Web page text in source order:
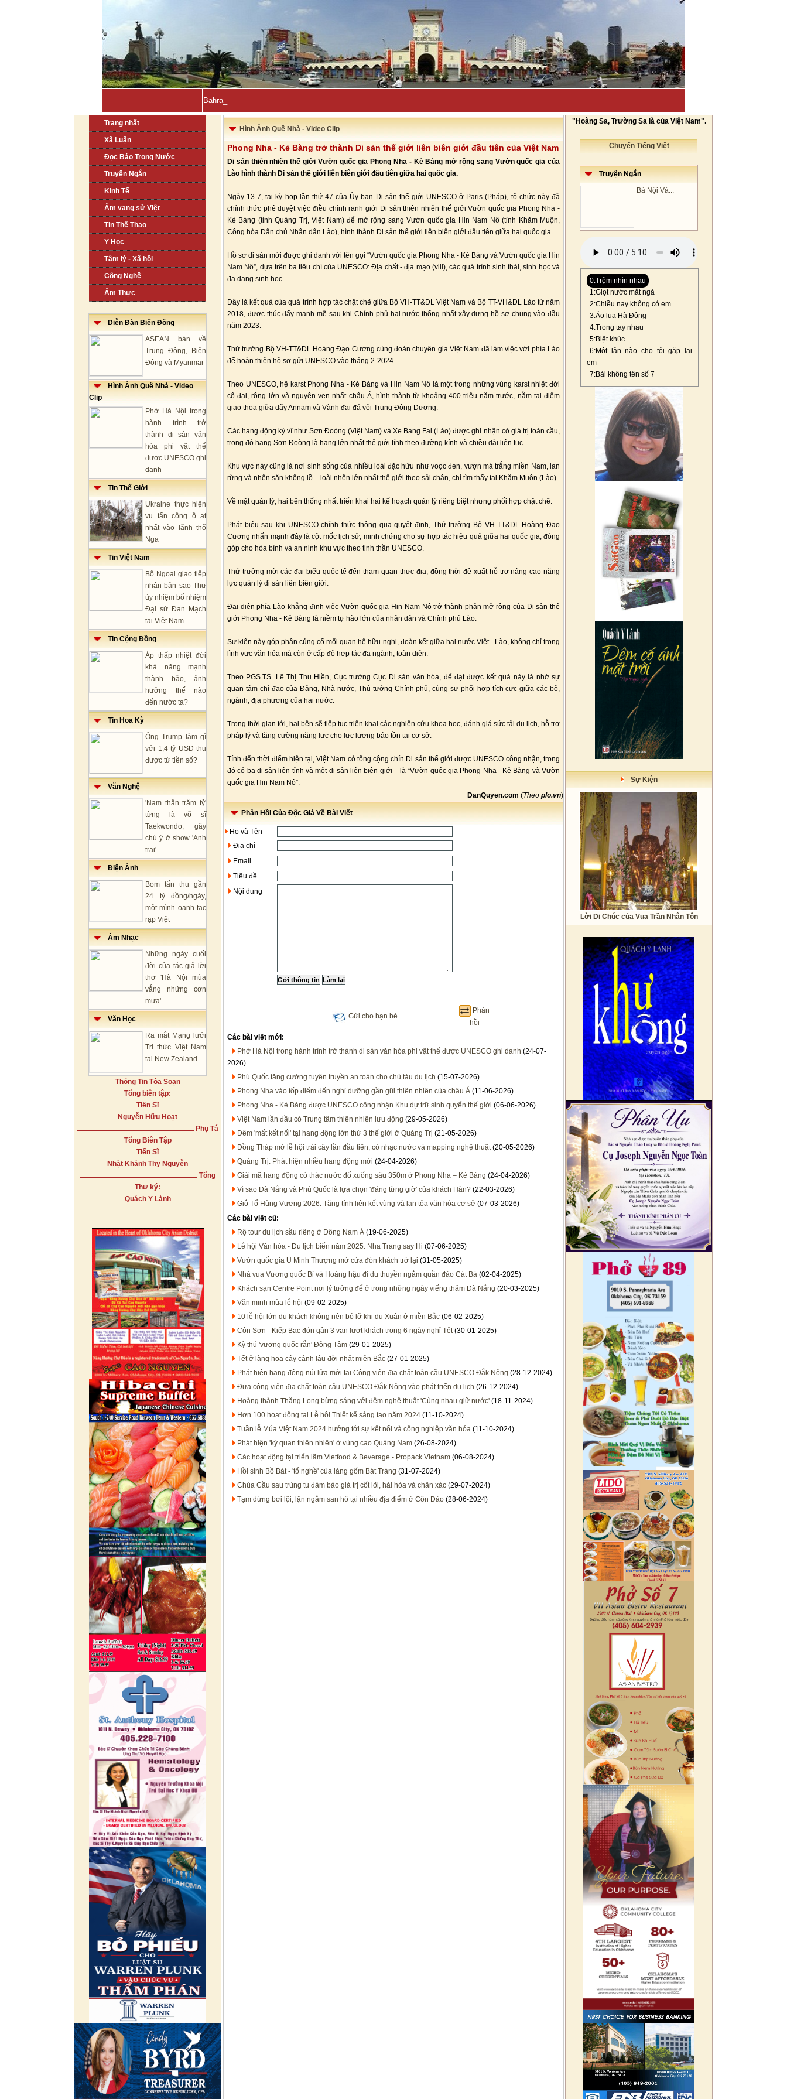
Bahrain, Kuwait tuyên bố đẩy lùi-
Trang nhất
Xã Luận
Đọc Báo Trong Nước
Truyện Ngắn
Kinh Tế
Âm vang sử Việt
Tin Thể Thao
Y Học
Tâm lý - Xã hội
Công Nghệ
Ẩm Thực
Diễn Đàn Biển Đông
ASEAN bàn về
Trung Đông, Biển
Đông và Myanmar
Hình Ảnh Quê Nhà - Video
Clip
Phở Hà Nội trong
hành trình trở
thành di sản văn
hóa phi vật thể
được UNESCO ghi
danh
Tin Thế Giới
Ukraine thực hiện
vụ tấn công ồ ạt
nhất vào lãnh thổ
Nga
Tin Việt Nam
Bộ Ngoại giao tiếp
nhận bản sao Thư
ủy nhiệm bổ nhiệm
Đại sứ Đan Mạch
tại Việt Nam
Tin Cộng Đồng
Áp thấp nhiệt đới
khả năng mạnh
thành bão, ảnh
hưởng thế nào
đến nước ta?
Tin Hoa Kỳ
Ông Trump làm gì
với 1,4 tỷ USD thu
được từ tiền số?
Văn Nghệ
'Nam thần trăm tỷ'
từng là võ sĩ
Taekwondo, gây
chú ý ở show 'Anh
trai'
Điện Ảnh
Bom tấn thu gần
24 tỷ đồng/ngày,
một mình oanh tạc
rạp Việt
Âm Nhạc
Những ngày cuối
đời của tác giả lời
thơ 'Hà Nội mùa
vắng những cơn
mưa'
Văn Học
Ra mắt Mạng lưới
Tri thức Việt Nam
tại New Zealand
Thông Tin Tòa Soạn
Tổng biên tập:
Tiến Sĩ
Nguyễn Hữu Hoạt
Phụ Tá
Tổng Biên Tập
Tiến Sĩ
Nhật Khánh Thy Nguyễn
Tổng
Thư ký:
Quách Y Lành
Hình Ảnh Quê Nhà - Video Clip
Phong Nha - Kẻ Bàng trở thành Di sản thế giới liên biên giới đầu tiên của Việt Nam
Di sản thiên nhiên thế giới Vườn quốc gia Phong Nha - Kẻ Bàng mở rộng sang Vườn quốc gia của
Lào hình thành Di sản thế giới liên biên giới đầu tiên giữa hai quốc gia.
Ngày 13-7, tại kỳ họp lần thứ 47 của Ủy ban Di sản thế giới UNESCO ở Paris (Pháp), tổ chức này đã
chính thức phê duyệt việc điều chỉnh ranh giới Di sản thiên nhiên thế giới Vườn quốc gia Phong Nha -
Kẻ Bàng (tỉnh Quảng Trị, Việt Nam) để mở rộng sang Vườn quốc gia Hin Nam Nô (tỉnh Khăm Muộn,
Cộng hòa Dân chủ Nhân dân Lào), hình thành Di sản thế giới liên biên giới đầu tiên giữa hai quốc gia.
Hồ sơ di sản mới được ghi danh với tên gọi “Vườn quốc gia Phong Nha - Kẻ Bàng và Vườn quốc gia Hin
Nam Nô”, dựa trên ba tiêu chí của UNESCO: Địa chất - địa mạo (viii), các quá trình sinh thái, sinh học và
đa dạng sinh học.
Đây là kết quả của quá trình hợp tác chặt chẽ giữa Bộ VH-TT&DL Việt Nam và Bộ TT-VH&DL Lào từ năm
2018, được thúc đẩy mạnh mẽ sau khi Chính phủ hai nước thống nhất xây dựng hồ sơ chung vào đầu
năm 2023.
Thứ trưởng Bộ VH-TT&DL Hoàng Đạo Cương cùng đoàn chuyên gia Việt Nam đã làm việc với phía Lào
để hoàn thiện hồ sơ gửi UNESCO vào tháng 2-2024.
Theo UNESCO, hệ karst Phong Nha - Kẻ Bàng và Hin Nam Nô là một trong những vùng karst nhiệt đới
cổ đại, rộng lớn và nguyên vẹn nhất châu Á, hình thành từ khoảng 400 triệu năm trước, nằm tại điểm
giao thoa giữa dãy Annam và Vành đai đá vôi Trung Đông Dương.
Các hang động kỳ vĩ như Sơn Đoòng (Việt Nam) và Xe Bang Fai (Lào) được ghi nhận có giá trị toàn cầu,
trong đó hang Sơn Đoòng là hang lớn nhất thế giới tính theo đường kính và chiều dài liên tục.
Khu vực này cũng là nơi sinh sống của nhiều loài đặc hữu như voọc đen, vượn má trắng miền Nam, lan
rừng và nhện săn khổng lồ – loài nhện lớn nhất thế giới theo sải chân, chỉ tìm thấy tại Khăm Muộn (Lào).
Về mặt quản lý, hai bên thống nhất triển khai hai kế hoạch quản lý riêng biệt nhưng phối hợp chặt chẽ.
Phát biểu sau khi UNESCO chính thức thông qua quyết định, Thứ trưởng Bộ VH-TT&DL Hoàng Đạo
Cương nhấn mạnh đây là cột mốc lịch sử, minh chứng cho sự hợp tác hiệu quả giữa hai quốc gia, đóng
góp cho hòa bình và an ninh khu vực theo tinh thần UNESCO.
Thứ trưởng mời các đại biểu quốc tế đến tham quan thực địa, đồng thời đề xuất hỗ trợ nâng cao năng
lực quản lý di sản liên biên giới.
Đại diện phía Lào khẳng định việc Vườn quốc gia Hin Nam Nô trở thành phần mở rộng của Di sản thế
giới Phong Nha - Kẻ Bàng là niềm tự hào lớn của nhân dân và Chính phủ Lào.
Sự kiện này góp phần củng cố mối quan hệ hữu nghị, đoàn kết giữa hai nước Việt - Lào, không chỉ trong
lĩnh vực văn hóa mà còn ở cấp độ hợp tác đa ngành, toàn diện.
Theo PGS.TS. Lê Thị Thu Hiền, Cục trưởng Cục Di sản văn hóa, để đạt được kết quả này là nhờ sự
quan tâm chỉ đạo của Đảng, Nhà nước, Thủ tướng Chính phủ, cùng sự phối hợp tích cực giữa các bộ,
ngành, địa phương của hai nước.
Trong thời gian tới, hai bên sẽ tiếp tục triển khai các nghiên cứu khoa học, đánh giá sức tải du lịch, hỗ trợ
pháp lý và tăng cường năng lực cho lực lượng bảo tồn tại cơ sở.
Tính đến thời điểm hiện tại, Việt Nam có tổng cộng chín Di sản thế giới được UNESCO công nhận, trong
đó có ba di sản liên tỉnh và một di sản liên biên giới – là “Vườn quốc gia Phong Nha - Kẻ Bàng và Vườn
quốc gia Hin Nam Nô”.
DanQuyen.com (Theo plo.vn)
Phản Hồi Của Độc Giả Về Bài Viết
Họ và Tên
Địa chỉ
Email
Tiêu đề
Nội dung
Gửi cho bạn bè
Phản
hồi
Các bài viết mới:
Phở Hà Nội trong hành trình trở thành di sản văn hóa phi vật thể được UNESCO ghi danh (24-07-
2026)
Phú Quốc tăng cường tuyên truyền an toàn cho chủ tàu du lịch (15-07-2026)
Phong Nha vào tốp điểm đến nghỉ dưỡng gần gũi thiên nhiên của châu Á (11-06-2026)
Phong Nha - Kẻ Bàng được UNESCO công nhận Khu dự trữ sinh quyển thế giới (06-06-2026)
Việt Nam lần đầu có Trung tâm thiên nhiên lưu động (29-05-2026)
Đêm 'mất kết nối' tại hang động lớn thứ 3 thế giới ở Quảng Trị (21-05-2026)
Đồng Tháp mở lễ hội trái cây lần đầu tiên, có nhạc nước và mapping nghệ thuật(20-05-2026)
Quảng Trị: Phát hiện nhiều hang động mới (24-04-2026)
Giải mã hang động có thác nước đổ xuống sâu 350m ở Phong Nha – Kẻ Bàng (24-04-2026)
Vì sao Đà Nẵng và Phú Quốc là lựa chọn 'đáng từng giờ' của khách Hàn? (22-03-2026)
Giỗ Tổ Hùng Vương 2026: Tăng tính liên kết vùng và lan tỏa văn hóa cơ sở (07-03-2026)
Các bài viết cũ:
Rộ tour du lịch sầu riêng ở Đông Nam Á (19-06-2025)
Lễ hội Văn hóa - Du lịch biển năm 2025: Nha Trang say Hi (07-06-2025)
Vườn quốc gia U Minh Thượng mở cửa đón khách trở lại (31-05-2025)
Nhà vua Vương quốc Bỉ và Hoàng hậu đi du thuyền ngắm quần đảo Cát Bà (02-04-2025)
Khách sạn Centre Point nơi lý tưởng để ở trong những ngày viếng thăm Đà Nẵng (20-03-2025)
Văn minh mùa lễ hội (09-02-2025)
10 lễ hội lớn du khách không nên bỏ lỡ khi du Xuân ở miền Bắc (06-02-2025)
Côn Sơn - Kiếp Bạc đón gần 3 vạn lượt khách trong 6 ngày nghỉ Tết(30-01-2025)
Kỳ thú 'vương quốc rắn' Đồng Tâm (29-01-2025)
Tết ở làng hoa cây cảnh lâu đời nhất miền Bắc (27-01-2025)
Phát hiện hang động núi lửa mới tại Công viên địa chất toàn cầu UNESCO Đắk Nông (28-12-2024)
Đưa công viên địa chất toàn cầu UNESCO Đắk Nông vào phát triển du lịch (26-12-2024)
Hoàng thành Thăng Long bừng sáng với đêm nghệ thuật 'Cùng nhau giữ nước' (18-11-2024)
Hơn 100 hoạt động tại Lễ hội Thiết kế sáng tạo năm 2024 (11-10-2024)
Tuần lễ Múa Việt Nam 2024 hướng tới sự kết nối và công nghiệp văn hóa (11-10-2024)
Phát hiện 'kỳ quan thiên nhiên' ở vùng cao Quảng Nam (26-08-2024)
Các hoạt động tại triển lãm Vietfood & Beverage - Propack Vietnam (06-08-2024)
Hồi sinh Bồ Bát - 'tổ nghề' của làng gốm Bát Tràng (31-07-2024)
Chùa Cầu sau trùng tu đảm bảo giá trị cốt lõi, hài hòa và chân xác (29-07-2024)
Tạm dừng bơi lội, lặn ngắm san hô tại nhiều địa điểm ở Côn Đảo (28-06-2024)
"Hoàng Sa, Trường Sa là của Việt Nam".
Chuyển Tiếng Việt
Truyện Ngắn
Bà Nội Và...
0:Trộm nhìn nhau
1:Giọt nước mắt ngà
2:Chiều nay không có em
3:Áo lụa Hà Đông
4:Trong tay nhau
5:Biệt khúc
6:Một lần nào cho tôi gặp lại
em
7:Bài không tên số 7
Sự Kiện
Lời Di Chúc của Vua Trần Nhân Tôn